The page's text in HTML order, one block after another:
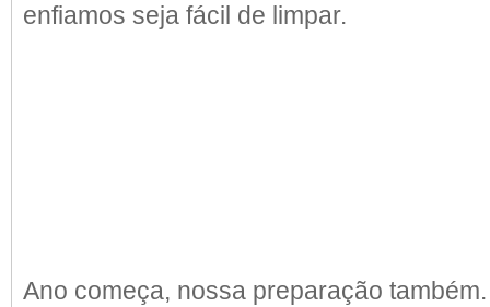
enfiamos seja fácil de limpar.
Ano começa, nossa preparação